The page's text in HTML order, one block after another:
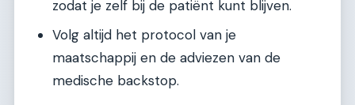
zodat je zelf bij de patiënt kunt blijven.
Volg altijd het protocol van je
maatschappij en de adviezen van de
medische backstop.